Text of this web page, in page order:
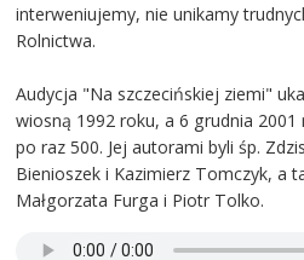
interweniujemy, nie unikamy
Rolnictwa.
Audycja "Na szczecińskiej ziemi"
wiosną 1992 roku, a 6 grudnia
po raz 500. Jej autorami byli śp.
Bienioszek i Kazimierz Tomczyk, a
Małgorzata Furga i Piotr Tolko.